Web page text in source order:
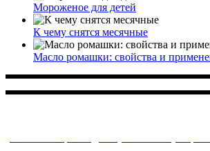
Мороженое для детей
К чему снятся месячные
Масло ромашки: свойства и